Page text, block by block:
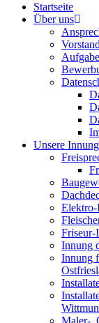
Startseite
Über uns
Vorstand
Unsere
Friseur-
Innung
Innung
Maler-,